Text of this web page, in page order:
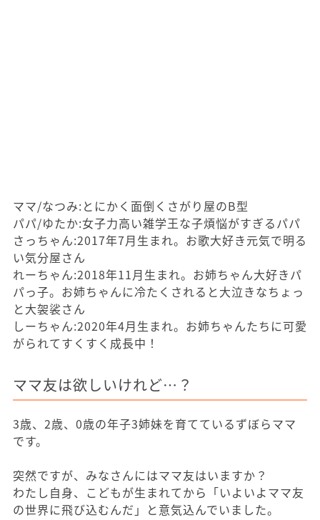
ママ/なつみ:とにかく面倒くさがり屋のB型
パパ/ゆたか:女子力高い雑学王な子煩悩がすぎるパパ
さっちゃん:2017年7月生まれ。お歌大好き元気で明る
い気分屋さん
れーちゃん:2018年11月生まれ。お姉ちゃん大好きパ
パっ子。お姉ちゃんに冷たくされると大泣きなちょっ
と大袈裟さん
しーちゃん:2020年4月生まれ。お姉ちゃんたちに可愛
がられてすくすく成長中！
ママ友は欲しいけれど…？
3歳、2歳、0歳の年子3姉妹を育てているずぼらママ
です。
突然ですが、みなさんにはママ友はいますか？
わたし自身、こどもが生まれてから「いよいよママ友
の世界に飛び込むんだ」と意気込んでいました。